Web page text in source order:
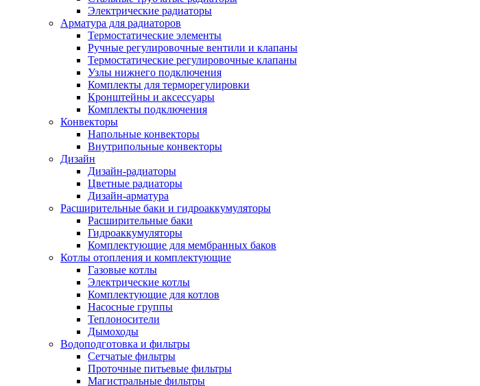
Электрические радиаторы
Арматура для радиаторов
Термостатические элементы
Ручные регулировочные вентили и клапаны
Термостатические регулировочные клапаны
Узлы нижнего подключения
Комплекты для терморегулировки
Кронштейны и аксессуары
Комплекты подключения
Конвекторы
Напольные конвекторы
Внутрипольные конвекторы
Дизайн
Дизайн-радиаторы
Цветные радиаторы
Дизайн-арматура
Расширительные баки и гидроаккумуляторы
Расширительные баки
Гидроаккумуляторы
Комплектующие для мембранных баков
Котлы отопления и комплектующие
Газовые котлы
Электрические котлы
Комплектующие для котлов
Насосные группы
Теплоносители
Дымоходы
Водоподготовка и фильтры
Сетчатые фильтры
Проточные питьевые фильтры
Магистральные фильтры